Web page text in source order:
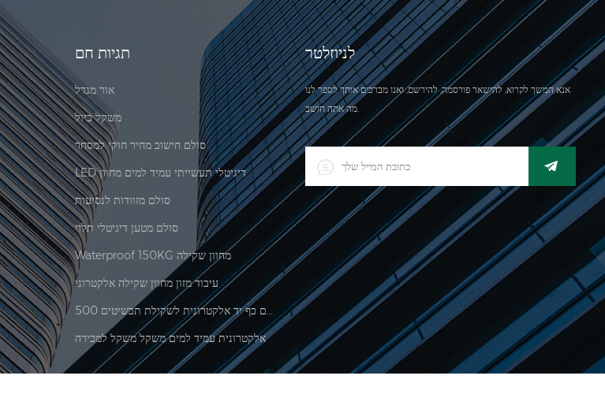
תגיות חם
אור מגדל
משקל כיול
סולם חישוב מחיר חוקי למסחר
LED דיגיטלי תעשייתי עמיד למים מחוון
סולם מזוודות לנסיעות
סולם מטען דיגיטלי תלוי
Waterproof 150KG מחוון שקילה
עיבוד מזון מחוון שקילה אלקטרוני
500 גרםסולם כף יד אלקטרונית לשקילת תכשיטים
אלקטרונית עמיד למים משקל משקל למכירה
לניוזלטר
אנא המשך לקרוא, להישאר פורסמה, להירשם, ואנו מברכים אותך לספר לנו
מה אתה חושב.